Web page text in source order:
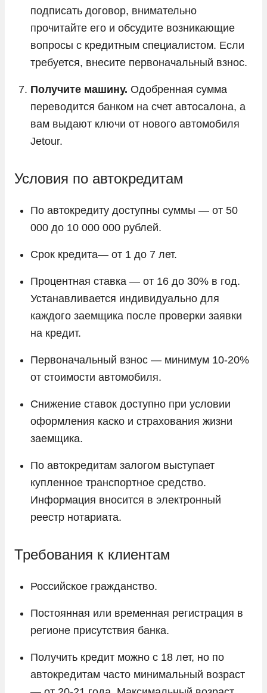
подписать договор, внимательно
прочитайте его и обсудите возникающие
вопросы с кредитным специалистом. Если
требуется, внесите первоначальный взнос.
Получите машину. Одобренная сумма
переводится банком на счет автосалона, а
вам выдают ключи от нового автомобиля
Jetour.
Условия по автокредитам
По автокредиту доступны суммы — от 50
000 до 10 000 000 рублей.
Срок кредита— от 1 до 7 лет.
Процентная ставка — от 16 до 30% в год.
Устанавливается индивидуально для
каждого заемщика после проверки заявки
на кредит.
Первоначальный взнос — минимум 10-20%
от стоимости автомобиля.
Снижение ставок доступно при условии
оформления каско и страхования жизни
заемщика.
По автокредитам залогом выступает
купленное транспортное средство.
Информация вносится в электронный
реестр нотариата.
Требования к клиентам
Российское гражданство.
Постоянная или временная регистрация в
регионе присутствия банка.
Получить кредит можно с 18 лет, но по
автокредитам часто минимальный возраст